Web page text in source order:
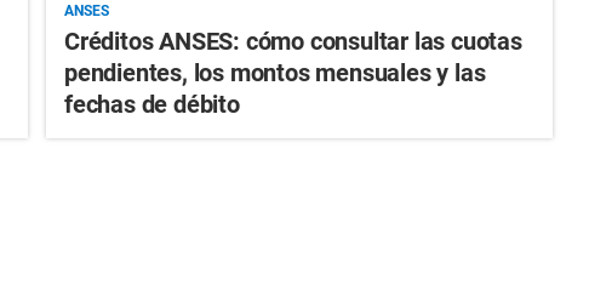
ANSES
Créditos ANSES: cómo consultar las cuotas
pendientes, los montos mensuales y las
fechas de débito